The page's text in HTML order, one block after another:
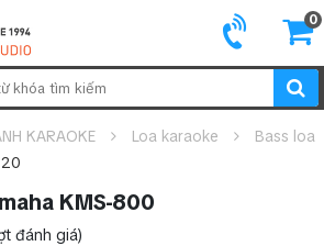
0
KARAOKE Loa karaoke
Bass loa
KMS-800
đánh giá)